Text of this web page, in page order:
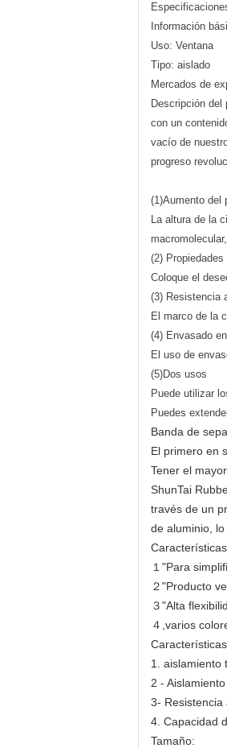
Información
Uso: Ventana
Tipo: aislado
Mercados de
Descripción del
con un
vacío de
progreso
(1)Aumento del
La altura de la
(2)
Coloque el
(3) Resistencia
El marco de la
(4) Envasado
El uso de
(5)Dos usos
Puede utilizar
Puedes
Banda de
El primero en
Tener el
ShunTai
través de un
de aluminio,
１"Para
２"Producto
３"Alta
４,varios
1. aislamiento
2 -
3- Resistencia
4. Capacidad
Tamaño: